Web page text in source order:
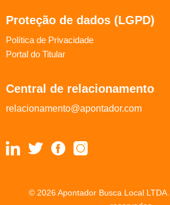
Proteção de dados (LGPD)
Política de Privacidade
Portal do Titular
Central de relacionamento
relacionamento@apontador.com
© 2026 Apontador Busca Local